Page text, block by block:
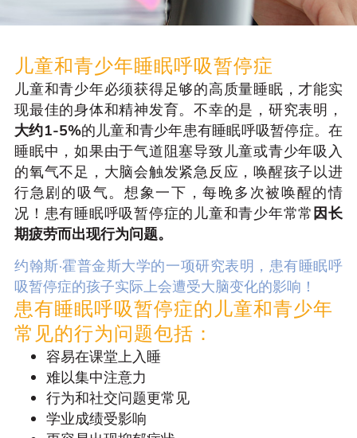
儿童和青少年睡眠呼吸暂停症
儿童和青少年必须获得足够的高质量睡眠，才能实
现最佳的身体和精神发育。不幸的是，研究表明，
大约1-5%的儿童和青少年患有睡眠呼吸暂停症。在
睡眠中，如果由于气道阻塞导致儿童或青少年吸入
的氧气不足，大脑会触发紧急反应，唤醒孩子以进
行急剧的吸气。想象一下，每晚多次被唤醒的情
况！患有睡眠呼吸暂停症的儿童和青少年常常因长
期疲劳而出现行为问题。
约翰斯·霍普金斯大学的一项研究表明，患有睡眠呼
吸暂停症的孩子实际上会遭受大脑变化的影响！
患有睡眠呼吸暂停症的儿童和青少年
常见的行为问题包括：
容易在课堂上入睡
难以集中注意力
行为和社交问题更常见
学业成绩受影响